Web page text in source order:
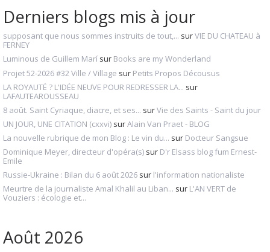
Derniers blogs mis à jour
supposant que nous sommes instruits de tout,... surVIE DU CHATEAU à
FERNEY
Luminous de Guillem Marí sur Books are my Wonderland
Projet 52-2026 #32 Ville / Village sur Petits Propos Décousus
LA ROYAUTÉ ? L'IDÉE NEUVE POUR REDRESSER LA... sur
LAFAUTEAROUSSEAU
8 août. Saint Cyriaque, diacre, et ses... surVie des Saints - Saint du jour
UN JOUR, UNE CITATION (cxxvi) surAlain Van Praet - BLOG
La nouvelle rubrique de mon Blog : Le vin du... sur Docteur Sangsue
Dominique Meyer, directeur d'opéra(s) sur D'r Elsass blog fum Ernest-
Emile
Russie-Ukraine : Bilan du 6 août 2026 sur l'information nationaliste
Meurtre de la journaliste Amal Khalil au Liban... sur L'AN VERT de
Vouziers : écologie et...
Août 2026